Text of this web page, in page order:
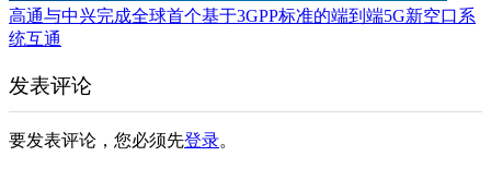
高通与中兴完成全球首个基于3GPP标准的端到端5G新空口系
统互通
发表评论
要发表评论，您必须先登录。